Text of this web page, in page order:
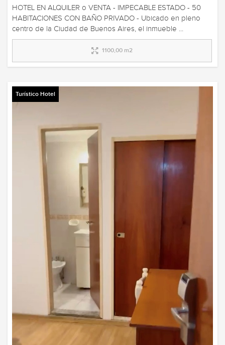
HOTEL EN ALQUILER o VENTA - IMPECABLE ESTADO - 50
HABITACIONES CON BAÑO PRIVADO - Ubicado en pleno
centro de la Ciudad de Buenos Aires, el inmueble ...
1100,00 m2
Turístico Hotel